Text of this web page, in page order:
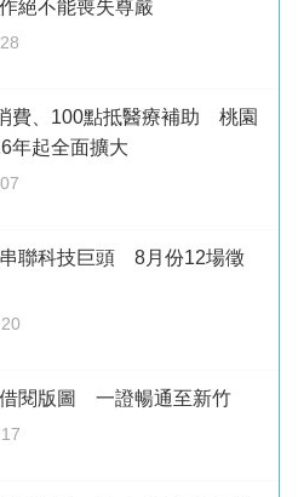
絕不能喪失尊嚴
費、100點抵醫療補助 桃園
年起全面擴大
聯科技巨頭 8月份12場徵
閱版圖 一證暢通至新竹